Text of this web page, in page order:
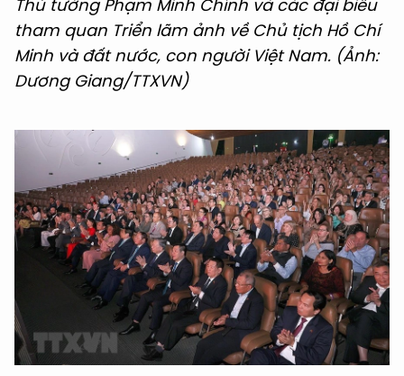
Thủ tướng Phạm Minh Chính và các đại biểu
tham quan Triển lãm ảnh về Chủ tịch Hồ Chí
Minh và đất nước, con người Việt Nam. (Ảnh:
Dương Giang/TTXVN)